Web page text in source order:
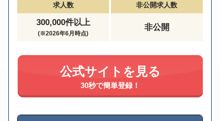
求人数
300,000件以上
(※2026年6月時点)
非公開求人数
非公開
公式サイトを見る
30秒で簡単登録！